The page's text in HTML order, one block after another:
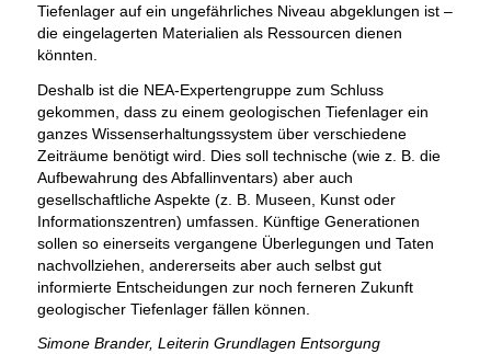
Tiefenlager auf ein ungefährliches Niveau abgeklungen ist –
die eingelagerten Materialien als Ressourcen dienen
könnten.
Deshalb ist die NEA-Expertengruppe zum Schluss
gekommen, dass zu einem geologischen Tiefenlager ein
ganzes Wissenserhaltungssystem über verschiedene
Zeiträume benötigt wird. Dies soll technische (wie z. B. die
Aufbewahrung des Abfallinventars) aber auch
gesellschaftliche Aspekte (z. B. Museen, Kunst oder
Informationszentren) umfassen. Künftige Generationen
sollen so einerseits vergangene Überlegungen und Taten
nachvollziehen, andererseits aber auch selbst gut
informierte Entscheidungen zur noch ferneren Zukunft
geologischer Tiefenlager fällen können.
Simone Brander, Leiterin Grundlagen Entsorgung